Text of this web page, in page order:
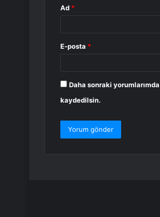
Ad *
E-posta *
Daha sonraki
kaydedilsin.